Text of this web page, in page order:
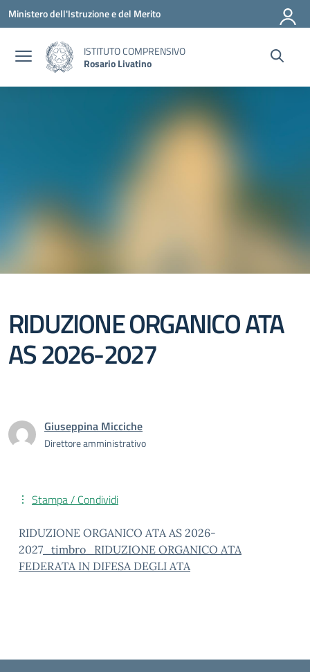
Vai ai contenuti
Vai al menu di navigazione
Vai al footer
Ministero dell'Istruzione e del Merito
ISTITUTO COMPRENSIVO
Rosario Livatino
RIDUZIONE ORGANICO ATA
AS 2026-2027
Giuseppina Micciche
Direttore amministrativo
Stampa / Condividi
RIDUZIONE ORGANICO ATA AS 2026-
2027 _timbro_RIDUZIONE ORGANICO ATA
FEDERATA IN DIFESA DEGLI ATA